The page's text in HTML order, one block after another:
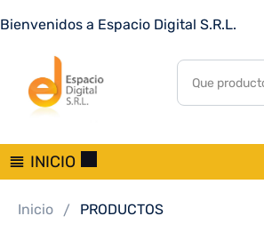
Bienvenidos a Espacio Digital S.R.L.
INICIO
Inicio PRODUCTOS